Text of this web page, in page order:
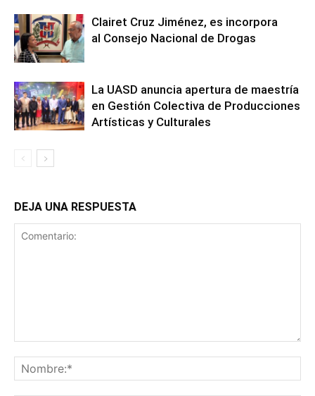
Clairet Cruz Jiménez, es incorpora
al Consejo Nacional de Drogas
La UASD anuncia apertura de maestría
en Gestión Colectiva de Producciones
Artísticas y Culturales
DEJA UNA RESPUESTA